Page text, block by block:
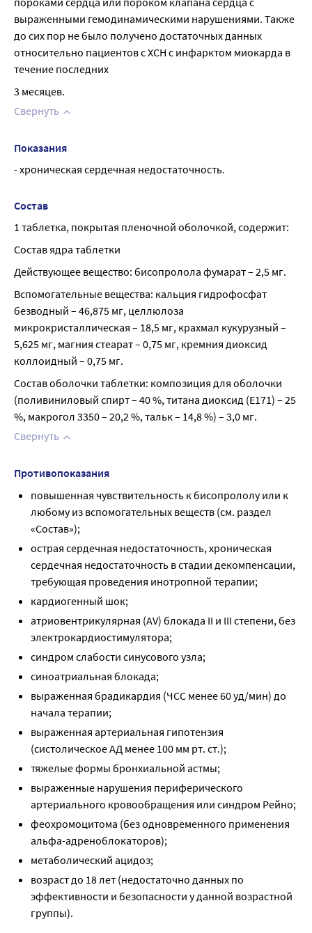
выраженными гемодинамическими нарушениями. Также
до сих пор не было получено достаточных данных
относительно пациентов с ХСН с инфарктом миокарда в
течение последних
3 месяцев.
Свернуть
Показания
- хроническая сердечная недостаточность.
Состав
1 таблетка, покрытая пленочной оболочкой, содержит:
Состав ядра таблетки
Действующее вещество: бисопролола фумарат – 2,5 мг.
Вспомогательные вещества: кальция гидрофосфат
безводный – 46,875 мг, целлюлоза
микрокристаллическая – 18,5 мг, крахмал кукурузный –
5,625 мг, магния стеарат – 0,75 мг, кремния диоксид
коллоидный – 0,75 мг.
Состав оболочки таблетки: композиция для оболочки
(поливиниловый спирт – 40 %, титана диоксид (Е171) – 25
%, макрогол 3350 – 20,2 %, тальк – 14,8 %) – 3,0 мг.
Свернуть
Противопоказания
повышенная чувствительность к бисопрололу или к
любому из вспомогательных веществ (см. раздел
«Состав»);
острая сердечная недостаточность, хроническая
сердечная недостаточность в стадии декомпенсации,
требующая проведения инотропной терапии;
кардиогенный шок;
атриовентрикулярная (AV) блокада II и III степени, без
электрокардиостимулятора;
синдром слабости синусового узла;
синоатриальная блокада;
выраженная брадикардия (ЧСС менее 60 уд/мин) до
начала терапии;
выраженная артериальная гипотензия
(систолическое АД менее 100 мм рт. ст.);
тяжелые формы бронхиальной астмы;
выраженные нарушения периферического
артериального кровообращения или синдром Рейно;
феохромоцитома (без одновременного применения
альфа-адреноблокаторов);
метаболический ацидоз;
возраст до 18 лет (недостаточно данных по
эффективности и безопасности у данной возрастной
группы).